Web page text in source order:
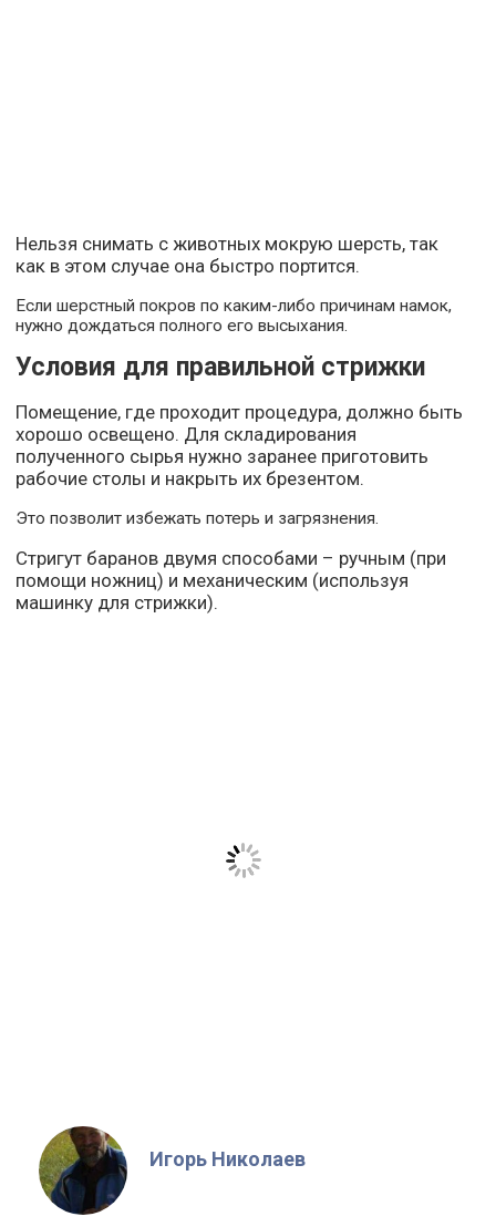
Нельзя снимать с животных мокрую шерсть, так
как в этом случае она быстро портится.
Если шерстный покров по каким-либо причинам намок,
нужно дождаться полного его высыхания.
Условия для правильной стрижки
Помещение, где проходит процедура, должно быть
хорошо освещено. Для складирования
полученного сырья нужно заранее приготовить
рабочие столы и накрыть их брезентом.
Это позволит избежать потерь и загрязнения.
Стригут баранов двумя способами – ручным (при
помощи ножниц) и механическим (используя
машинку для стрижки).
Игорь Николаев